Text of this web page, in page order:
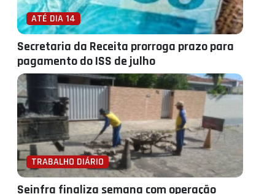
ATÉ DIA 14
Secretaria da Receita prorroga prazo para
pagamento do ISS de julho
TRABALHO DIÁRIO
Seinfra finaliza semana com operação